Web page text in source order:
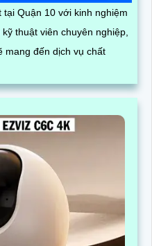
Quận 10 với kinh nghiệm
mang đến dịch vụ chất